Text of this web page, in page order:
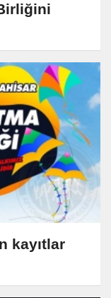
kayıtlar